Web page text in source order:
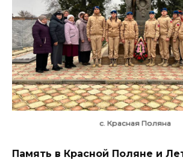
с. Красная Поляна
Память в Красной Поляне и